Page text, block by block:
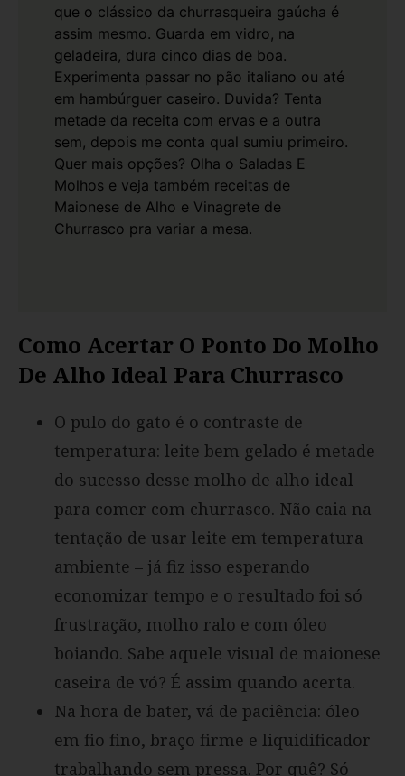
que o clássico da churrasqueira gaúcha é
assim mesmo. Guarda em vidro, na
geladeira, dura cinco dias de boa.
Experimenta passar no pão italiano ou até
em hambúrguer caseiro. Duvida? Tenta
metade da receita com ervas e a outra
sem, depois me conta qual sumiu primeiro.
Quer mais opções? Olha o Saladas E
Molhos e veja também receitas de
Maionese de Alho e Vinagrete de
Churrasco pra variar a mesa.
Como Acertar O Ponto Do Molho
De Alho Ideal Para Churrasco
O pulo do gato é o contraste de
temperatura: leite bem gelado é metade
do sucesso desse molho de alho ideal
para comer com churrasco. Não caia na
tentação de usar leite em temperatura
ambiente – já fiz isso esperando
economizar tempo e o resultado foi só
frustração, molho ralo e com óleo
boiando. Sabe aquele visual de maionese
caseira de vó? É assim quando acerta.
Na hora de bater, vá de paciência: óleo
em fio fino, braço firme e liquidificador
trabalhando sem pressa. Por quê? Só